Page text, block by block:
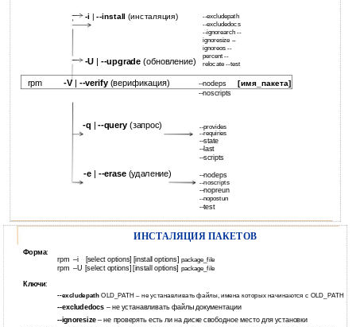
-i |--install (инсталяция)
-U |--upgrade (обновление)
--excludepath
--excludedocs
--ignorearch --
ignoresize --
ignoreos --
percent --
relocate --test
rpm -V |--verify (верификация) --nodeps [имя_пакета]
--noscripts
-q |--query(запрос) --provides
--requiries
--state
--last
--scripts
-e --erase (удаление) --nodeps
--noscripts
--nopreun
--nopostun
--test
ИНСТАЛЯЦИЯ ПАКЕТОВ
Форма:
rpm –i [select options] [install options] package_file
rpm –U [select options] [install options] package_file
Ключи:
--excludepath OLD_PATH – не устанавливать файлы, имена которых начинаются с OLD_PATH
--excludedocs – не устанавливать файлы документации
--ignoresize – не проверять есть ли на диске свободное место для установки